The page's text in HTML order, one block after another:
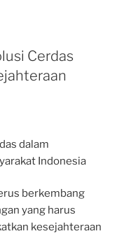
Cerdas
dalam
Indonesia
berkembang
yang harus
kesejahteraan